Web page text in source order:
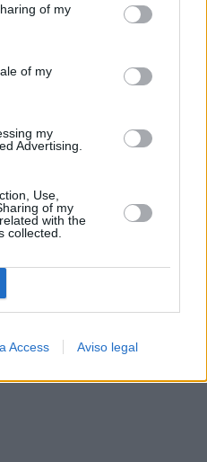
tiene el derecho de
preferencias se aplicarán
nuevo en este sitio web o
of my
of my
my
Advertising.
Use,
of my
with the
collected.
Access Aviso legal